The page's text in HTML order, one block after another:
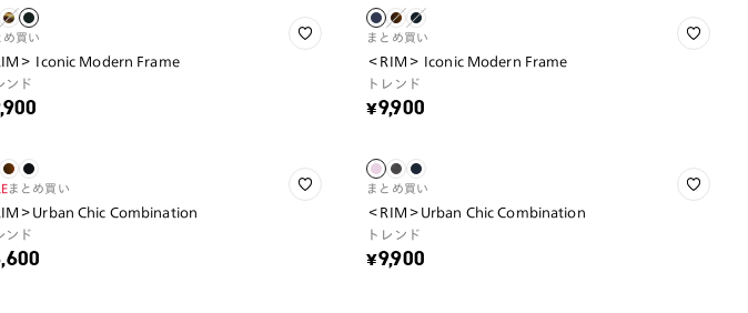
め買い
＞ Iconic Modern Frame
ンド
まとめ買い
＜RIM＞ Iconic Modern Frame
トレンド
¥9,900
まとめ買い
＞Urban Chic Combination
ンド
まとめ買い
＜RIM＞Urban Chic Combination
トレンド
¥9,900